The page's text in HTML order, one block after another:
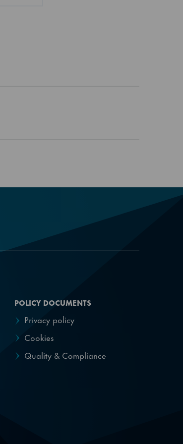
POLICY DOCUMENTS
Privacy policy
Cookies
Quality & Compliance